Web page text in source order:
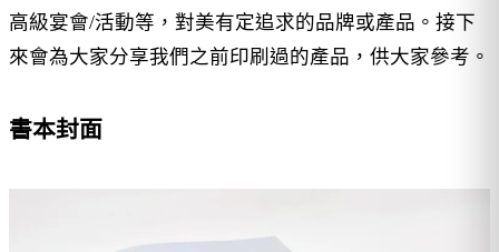
高級宴會/活動等，對美有定追求的品牌或產品。接下
來會為大家分享我們之前印刷過的產品，供大家參考。
書本封面